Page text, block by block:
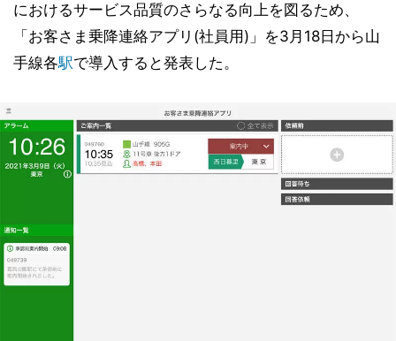
におけるサービス品質のさらなる向上を図るため、
「お客さま乗降連絡アプリ(社員用)」を3月18日から山
手線各駅で導入すると発表した。